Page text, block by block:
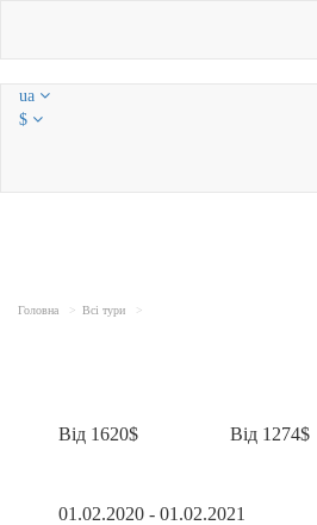
ua
$
Головна Всі тури
Від 1620$ Від 1274$
01.02.2020 - 01.02.2021